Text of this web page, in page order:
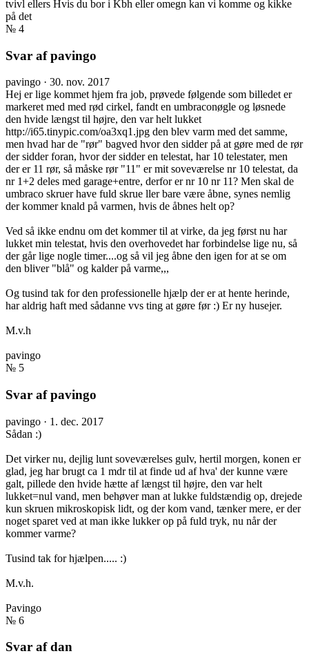
tvivl ellers Hvis du bor i Kbh eller omegn kan vi komme og kikke
på det
№ 4
Svar af pavingo
pavingo · 30. nov. 2017
Hej er lige kommet hjem fra job, prøvede følgende som billedet er
markeret med med rød cirkel, fandt en umbraconøgle og løsnede
den hvide længst til højre, den var helt lukket
http://i65.tinypic.com/oa3xq1.jpg den blev varm med det samme,
men hvad har de "rør" bagved hvor den sidder på at gøre med de rør
der sidder foran, hvor der sidder en telestat, har 10 telestater, men
der er 11 rør, så måske rør "11" er mit soveværelse nr 10 telestat, da
nr 1+2 deles med garage+entre, derfor er nr 10 nr 11? Men skal de
umbraco skruer have fuld skrue ller bare være åbne, synes nemlig
der kommer knald på varmen, hvis de åbnes helt op?
Ved så ikke endnu om det kommer til at virke, da jeg først nu har
lukket min telestat, hvis den overhovedet har forbindelse lige nu, så
der går lige nogle timer....og så vil jeg åbne den igen for at se om
den bliver "blå" og kalder på varme,,,
Og tusind tak for den professionelle hjælp der er at hente herinde,
har aldrig haft med sådanne vvs ting at gøre før :) Er ny husejer.
M.v.h
pavingo
№ 5
Svar af pavingo
pavingo · 1. dec. 2017
Sådan :)
Det virker nu, dejlig lunt soveværelses gulv, hertil morgen, konen er
glad, jeg har brugt ca 1 mdr til at finde ud af hva' der kunne være
galt, pillede den hvide hætte af længst til højre, den var helt
lukket=nul vand, men behøver man at lukke fuldstændig op, drejede
kun skruen mikroskopisk lidt, og der kom vand, tænker mere, er der
noget sparet ved at man ikke lukker op på fuld tryk, nu når der
kommer varme?
Tusind tak for hjælpen..... :)
M.v.h.
Pavingo
№ 6
Svar af dan